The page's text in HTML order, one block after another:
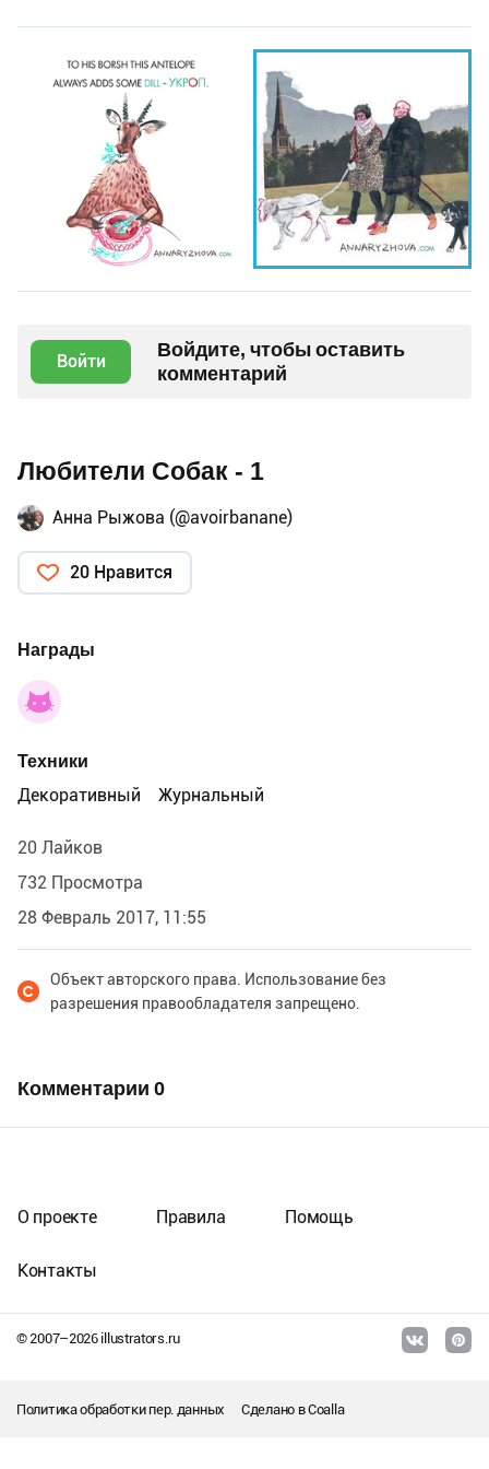
Войти
Войдите, чтобы оставить
комментарий
Любители Собак - 1
Анна Рыжова (@avoirbanane)
20 Нравится
Награды
Техники
Декоративный
Журнальный
20 Лайков
732 Просмотра
28 Февраль 2017, 11:55
Объект авторского права. Использование без
разрешения правообладателя запрещено.
Комментарии 0
© 2007–2026illustrators.ru
О проекте Правила Помощь
Контакты
Политика обработки пер. данных Сделано вCoalla